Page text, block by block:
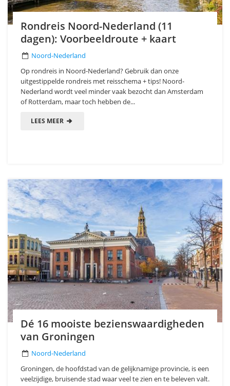
Rondreis Noord-Nederland (11
dagen): Voorbeeldroute + kaart
Noord-Nederland
Op rondreis in Noord-Nederland? Gebruik dan onze
uitgestippelde rondreis met reisschema + tips! Noord-
Nederland wordt veel minder vaak bezocht dan Amsterdam
of Rotterdam, maar toch hebben de...
LEES MEER
Dé 16 mooiste bezienswaardigheden
van Groningen
Noord-Nederland
Groningen, de hoofdstad van de gelijknamige provincie, is een
veelzijdige, bruisende stad waar veel te zien en te beleven valt.